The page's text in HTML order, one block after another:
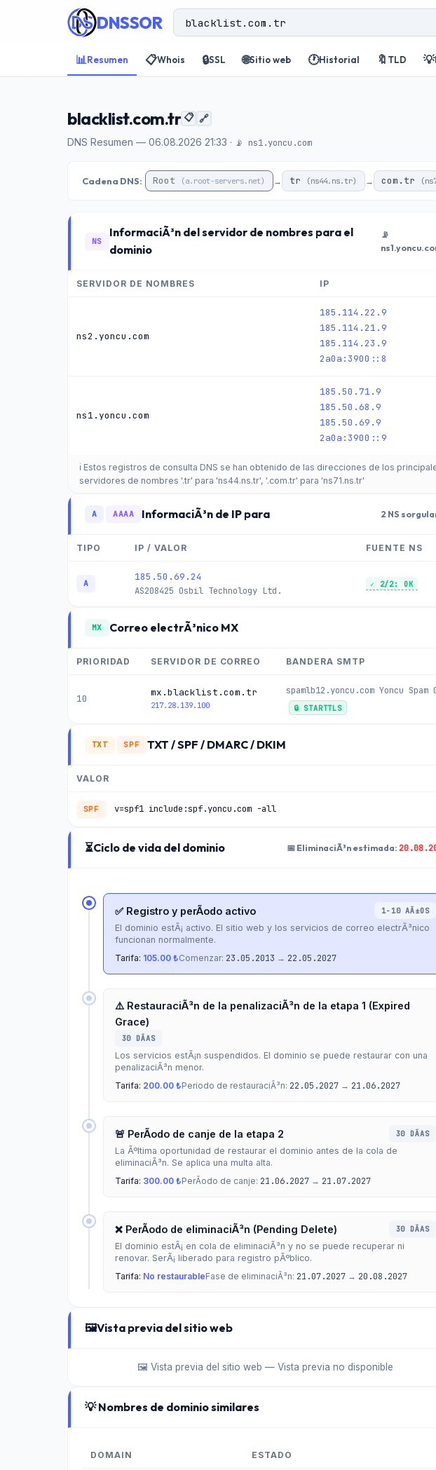
DNSSOR
📊Resumen 📋Whois 🔒SSL 🌐Sitio web 🕐Historial 🔖 TLD 💡
blacklist.com.tr 📋 🔗
DNS Resumen — 06.08.2026 21:33 · 📡 ns1.yoncu.com
Cadena DNS: Root (a.root-servers.net) → tr (ns44.ns.tr) → com.tr
NS
InformaciÃ³n del servidor de nombres para el
dominio
📡
SERVIDOR DE NOMBRES IP
ns2.yoncu.com
185.114.22.9
185.114.21.9
185.114.23.9
2a0a:3900::8
ns1.yoncu.com
185.50.71.9
185.50.68.9
185.50.69.9
2a0a:3900::9
ℹ️ Estos registros de consulta DNS se han obtenido de las direcciones de los
servidores de nombres '.tr' para 'ns44.ns.tr', '.com.tr' para 'ns71.ns.tr'
A AAAA InformaciÃ³n de IP para 2 NS
TIPO IP / VALOR FUENTE NS
A
185.50.69.24
AS208425 Osbil Technology Ltd.
✓ 2/2: OK
MX Correo electrÃ³nico MX
PRIORIDAD SERVIDOR DE CORREO BANDERA SMTP
10
mx.blacklist.com.tr
217.28.139.100
spamlb12.yoncu.com Yoncu Spam
🔒 STARTTLS
TXT SPF TXT / SPF / DMARC / DKIM
VALOR
SPF v=spf1 include:spf.yoncu.com -all
⏳Ciclo de vida del dominio 📅 EliminaciÃ³n estimada:
✅ Registro y perÃ­odo activo 1-10 AÃ±OS
El dominio estÃ¡ activo. El sitio web y los servicios de correo electrÃ³nico
funcionan normalmente.
Tarifa: 105.00 ₺Comenzar: 23.05.2013 → 22.05.2027
⚠️ RestauraciÃ³n de la penalizaciÃ³n de la etapa 1 (Expired
Grace)
30 DÃ­AS
Los servicios estÃ¡n suspendidos. El dominio se puede restaurar con una
penalizaciÃ³n menor.
Tarifa: 200.00 ₺Periodo de restauraciÃ³n: 22.05.2027 → 21.06.2027
🚨 PerÃ­odo de canje de la etapa 2 30 DÃ­AS
La Ãºltima oportunidad de restaurar el dominio antes de la cola de
eliminaciÃ³n. Se aplica una multa alta.
Tarifa: 300.00 ₺PerÃ­odo de canje: 21.06.2027 → 21.07.2027
❌ PerÃ­odo de eliminaciÃ³n (Pending Delete) 30 DÃ­AS
El dominio estÃ¡ en cola de eliminaciÃ³n y no se puede recuperar ni
renovar. SerÃ¡ liberado para registro pÃºblico.
Tarifa: No restaurableFase de eliminaciÃ³n: 21.07.2027 → 20.08.2027
🖼️Vista previa del sitio web
🖼️ Vista previa del sitio web — Vista previa no disponible
💡 Nombres de dominio similares
DOMAIN ESTADO